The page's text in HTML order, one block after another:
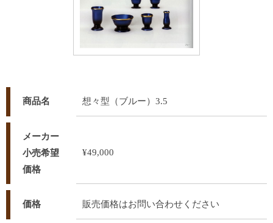
商品名 想々型（ブルー）3.5
メーカー
小売希望
価格
¥49,000
価格 販売価格はお問い合わせください